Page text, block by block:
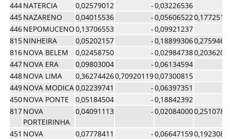
444NATERCIA 0,02579012 -0,03226536
445NAZARENO 0,04015536 -0,05606522
446NEPOMUCENO0,13706553 -0,09921237
815NINHEIRA 0,05202157 -0,18899306
816NOVA BELEM 0,02458750 -0,02984738
447NOVA ERA 0,09803004 -0,06134594
448NOVA LIMA 0,362744260,709201190,07300815
449NOVA MODICA0,02239741 -0,06397351
450NOVA PONTE 0,05184504 -0,18842392
817NOVA
PORTEIRINHA
0,04091113 -0,02084000
451 NOVA
0,07778411 -0,06647159